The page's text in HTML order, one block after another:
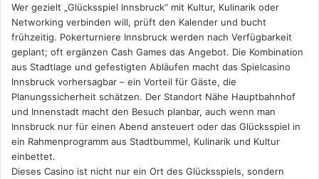
k
a
t
a
Wer gezielt „Glücksspiel Innsbruck“ mit Kultur, Kulinarik oder
Networking verbinden will, prüft den Kalender und bucht
frühzeitig. Pokerturniere Innsbruck werden nach Verfügbarkeit
geplant; oft ergänzen Cash Games das Angebot. Die Kombination
aus Stadtlage und gefestigten Abläufen macht das Spielcasino
Innsbruck vorhersagbar – ein Vorteil für Gäste, die
Planungssicherheit schätzen. Der Standort Nähe Hauptbahnhof
und Innenstadt macht den Besuch planbar, auch wenn man
Innsbruck nur für einen Abend ansteuert oder das Glücksspiel in
ein Rahmenprogramm aus Stadtbummel, Kulinarik und Kultur
einbettet.
Dieses Casino ist nicht nur ein Ort des Glücksspiels, sondern